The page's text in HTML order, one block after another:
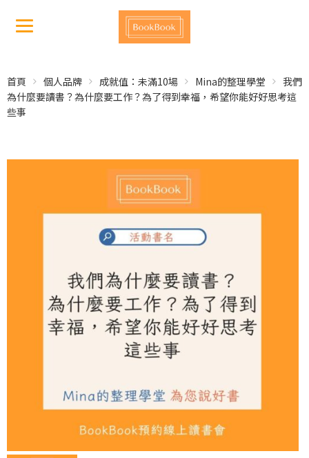
首頁 個人品牌 成就值：未滿10場 Mina的整理學堂
我們
為什麼要讀書？為什麼要工作？為了得到幸福，希望你能好好思考這
些事